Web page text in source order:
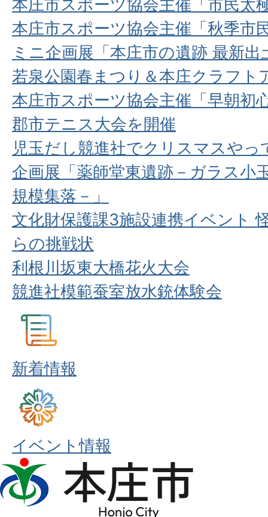
本庄市スポーツ協会主催「市民太
本庄市スポーツ協会主催「秋季市
ミニ企画展「本庄市の遺跡 最新出
若泉公園春まつり＆本庄クラフト
本庄市スポーツ協会主催「早朝初
郡市テニス大会を開催
児玉だし競進社でクリスマスやっ
企画展「薬師堂東遺跡－ガラス小
規模集落－」
文化財保護課3施設連携イベント
らの挑戦状
利根川坂東大橋花火大会
競進社模範蚕室放水銃体験会
新着情報
イベント情報
本
庄